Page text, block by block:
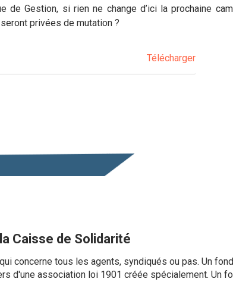
de Gestion, si rien ne change d’ici la prochaine
privées de mutation ?
Télécharger
Caisse de Solidarité
concerne tous les agents, syndiqués ou pas. Un
d'une association loi 1901 créée spécialement. Un